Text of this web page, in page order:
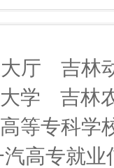
厅
吉林
学
吉林
等专科学
汽高专就业